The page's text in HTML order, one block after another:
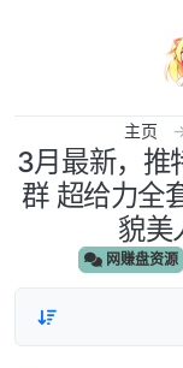
主页
3月最新，推
群 超给力全
貌美
网赚盘资源